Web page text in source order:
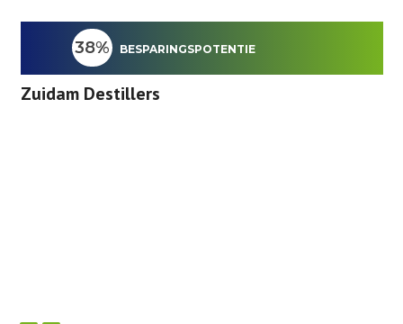
Zuidam Destillers
38% BESPARINGSPOTENTIE